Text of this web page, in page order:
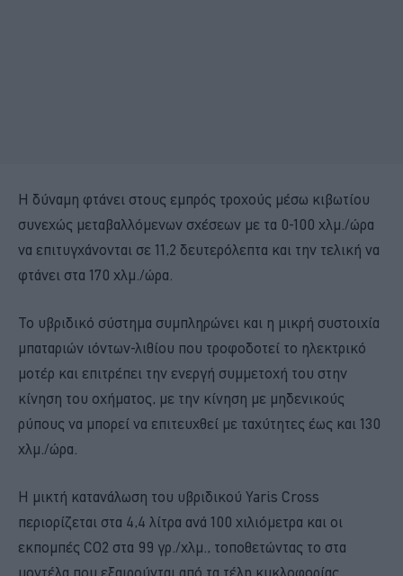
Η δύναμη φτάνει στους εμπρός τροχούς μέσω κιβωτίου
συνεχώς μεταβαλλόμενων σχέσεων με τα 0-100 χλμ./ώρα
να επιτυγχάνονται σε 11,2 δευτερόλεπτα και την τελική να
φτάνει στα 170 χλμ./ώρα.
Το υβριδικό σύστημα συμπληρώνει και η μικρή συστοιχία
μπαταριών ιόντων-λιθίου που τροφοδοτεί το ηλεκτρικό
μοτέρ και επιτρέπει την ενεργή συμμετοχή του στην
κίνηση του οχήματος, με την κίνηση με μηδενικούς
ρύπους να μπορεί να επιτευχθεί με ταχύτητες έως και 130
χλμ./ώρα.
Η μικτή κατανάλωση του υβριδικού Yaris Cross
περιορίζεται στα 4,4 λίτρα ανά 100 χιλιόμετρα και οι
εκπομπές CO2 στα 99 γρ./χλμ., τοποθετώντας το στα
μοντέλα που εξαιρούνται από τα τέλη κυκλοφορίας.